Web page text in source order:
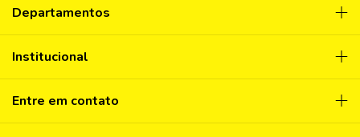
Departamentos
Institucional
Entre em contato